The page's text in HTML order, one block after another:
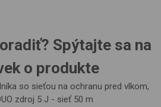
Spýtajte sa na
o produkte
so sieťou na ochranu pred vlkom,
zdroj 5 J - sieť 50 m